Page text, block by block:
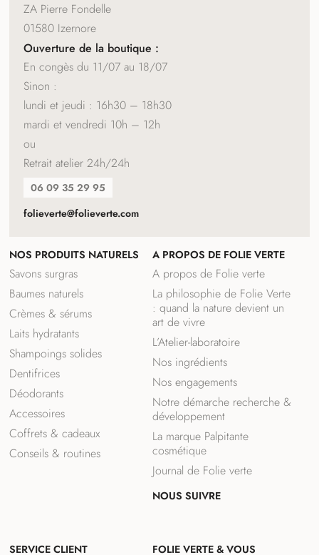
NOS PRODUITS NATURELS
Savons surgras
Baumes naturels
Crèmes & sérums
Laits hydratants
Shampoings solides
Dentifrices
Déodorants
Accessoires
Coffrets & cadeaux
Conseils & routines
A PROPOS DE FOLIE VERTE
A propos de Folie verte
La philosophie de Folie Verte
: quand la nature devient un
art de vivre
L’Atelier-laboratoire
Nos ingrédients
Nos engagements
Notre démarche recherche &
développement
La marque Palpitante
cosmétique
Journal de Folie verte
NOUS SUIVRE
c
s
SERVICE CLIENT FOLIE VERTE & VOUS
ZA Pierre Fondelle
01580 Izernore
Ouverture de la boutique :
En congès du 11/07 au 18/07
Sinon :
lundi et jeudi : 16h30 – 18h30
mardi et vendredi 10h – 12h
ou
Retrait atelier 24h/24h
06 09 35 29 95
folieverte@folieverte.com